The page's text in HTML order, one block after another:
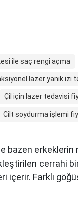
ile saç rengi açma
lazer yanık izi
Çil için lazer tedavisi
Cilt soydurma işlemi
ve bazen
cerrahi
içerir. Farklı